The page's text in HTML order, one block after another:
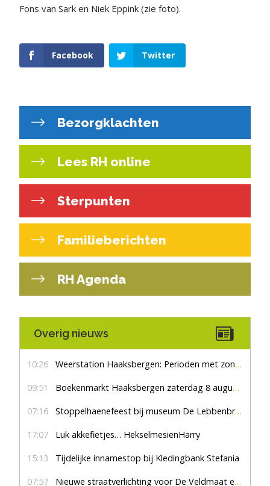
Fons van Sark en Niek Eppink (zie foto).
Facebook Twitter
Bezorgklachten
Lees RH online
Sterpunten
Familieberichten
RH Agenda
Overig nieuws
10:26 Weerstation Haaksbergen: Perioden met zon en droog
09:51 Boekenmarkt Haaksbergen zaterdag 8 augustus, marktplein Haaksbergen
07:16 Stoppelhaenefeest bij museum De Lebbenbrugge
17:07 Luk akkefietjes… HekselmesienHarry
15:13 Tijdelijke innamestop bij Kledingbank Stefania
07:57 Nieuwe straatverlichting voor De Veldmaat en De Pas